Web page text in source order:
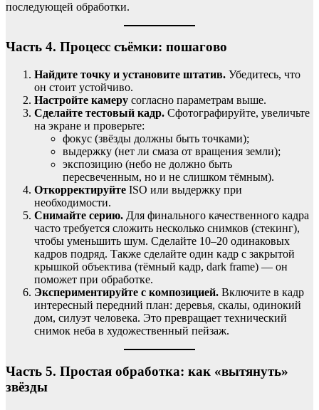
последующей обработки.
Часть 4. Процесс съёмки: пошагово
Найдите точку и установите штатив. Убедитесь, что
он стоит устойчиво.
Настройте камеру согласно параметрам выше.
Сделайте тестовый кадр. Сфотографируйте, увеличьте
на экране и проверьте:
фокус (звёзды должны быть точками);
выдержку (нет ли смаза от вращения земли);
экспозицию (небо не должно быть
пересвеченным, но и не слишком тёмным).
Откорректируйте ISO или выдержку при
необходимости.
Снимайте серию. Для финального качественного кадра
часто требуется сложить несколько снимков (стекинг),
чтобы уменьшить шум. Сделайте 10–20 одинаковых
кадров подряд. Также сделайте один кадр с закрытой
крышкой объектива (тёмный кадр, dark frame) — он
поможет при обработке.
Экспериментируйте с композицией. Включите в кадр
интересный передний план: деревья, скалы, одинокий
дом, силуэт человека. Это превращает технический
снимок неба в художественный пейзаж.
Часть 5. Простая обработка: как «вытянуть»
звёзды